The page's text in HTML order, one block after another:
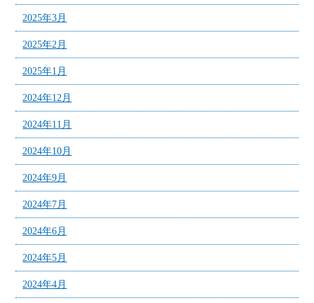
2025年3月
2025年2月
2025年1月
2024年12月
2024年11月
2024年10月
2024年9月
2024年7月
2024年6月
2024年5月
2024年4月